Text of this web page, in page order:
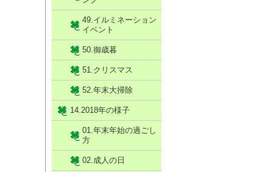
49.イルミネーション
イベント
50.御歳暮
51.クリスマス
52.年末大掃除
14.2018年の様子
01.年末年始の過ごし
方
02.成人の日